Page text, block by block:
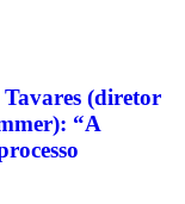
(diretor
“A